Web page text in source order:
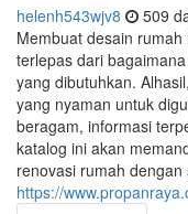
helenh543wjv8 509
Membuat desain
terlepas dari
yang dibutuhkan.
yang nyaman untuk
beragam, informasi
katalog ini akan
renovasi rumah dengan
https://